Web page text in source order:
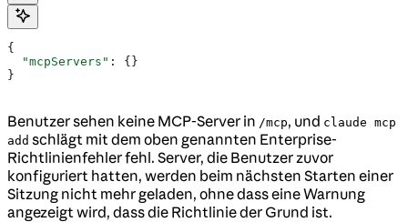
{
  "mcpServers"
: {}
}
Benutzer sehen keine MCP-Server in /mcp, und claude mcp
add schlägt mit dem oben genannten Enterprise-
Richtlinienfehler fehl. Server, die Benutzer zuvor
konfiguriert hatten, werden beim nächsten Starten einer
Sitzung nicht mehr geladen, ohne dass eine Warnung
angezeigt wird, dass die Richtlinie der Grund ist.